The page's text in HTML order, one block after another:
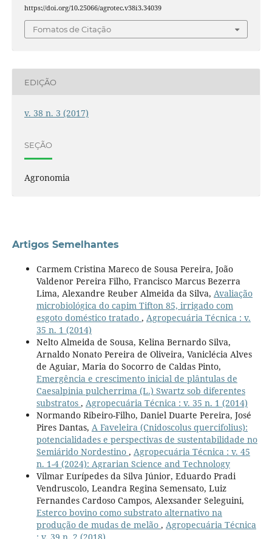
https://doi.org/10.25066/agrotec.v38i3.34039
Fomatos de Citação
EDIÇÃO
v. 38 n. 3 (2017)
SEÇÃO
Agronomia
Artigos Semelhantes
Carmem Cristina Mareco de Sousa Pereira, João
Valdenor Pereira Filho, Francisco Marcus Bezerra
Lima, Alexandre Reuber Almeida da Silva, Avaliação
microbiológica do capim Tifton 85, irrigado com
esgoto doméstico tratado , Agropecuária Técnica : v.
35 n. 1 (2014)
Nelto Almeida de Sousa, Kelina Bernardo Silva,
Arnaldo Nonato Pereira de Oliveira, Vaniclécia Alves
de Aguiar, Maria do Socorro de Caldas Pinto,
Emergência e crescimento inicial de plântulas de
Caesalpinia pulcherrima (L.) Swartz sob diferentes
substratos , Agropecuária Técnica : v. 35 n. 1 (2014)
Normando Ribeiro-Filho, Daniel Duarte Pereira, José
Pires Dantas, A Faveleira (Cnidoscolus quercifolius):
potencialidades e perspectivas de sustentabilidade no
Semiárido Nordestino , Agropecuária Técnica : v. 45
n. 1-4 (2024): Agrarian Science and Technology
Vilmar Eurípedes da Silva Júnior, Eduardo Pradi
Vendruscolo, Leandra Regina Semensato, Luiz
Fernandes Cardoso Campos, Alexsander Seleguini,
Esterco bovino como substrato alternativo na
produção de mudas de melão , Agropecuária Técnica